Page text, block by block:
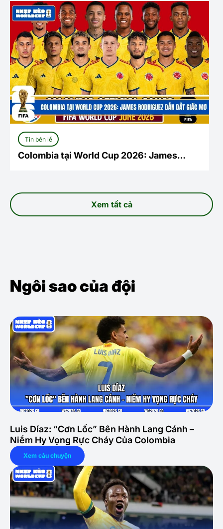
Xem tất cả
Tin bên lề
Colombia tại World Cup 2026: James
Ngôi sao của đội
Luis Díaz: “Cơn Lốc” Bên Hành Lang Cánh –
Niềm Hy Vọng Rực Cháy Của Colombia
Xem câu chuyện